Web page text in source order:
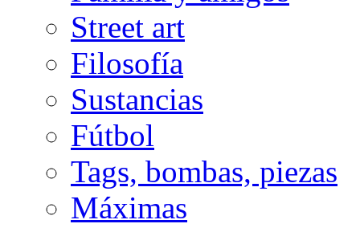
Street art
Filosofía
Sustancias
Fútbol
Tags, bombas, piezas
Máximas